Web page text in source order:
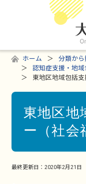
ホーム 分類から
認知症支援・地
東地区地域包括支
東地区地
ー（社会
最終更新日： 2020年2月21日